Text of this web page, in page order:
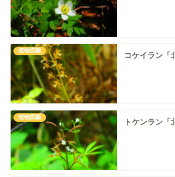
植物図鑑
コケイラン「
植物図鑑
トケンラン「